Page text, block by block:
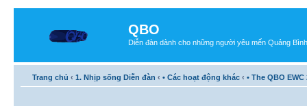
QBO
Diễn đàn dành cho những người yêu mến Quảng Bình
Trang chủ ‹ 1. Nhịp sống Diễn đàn ‹ • Các hoạt động khác ‹ • The QBO EWC